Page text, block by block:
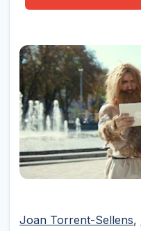
Joan Torrent-Sellens,